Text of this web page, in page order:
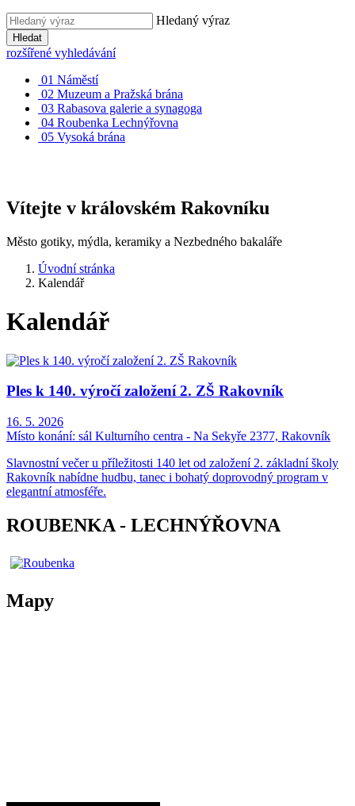
Hledaný výraz
Hledat
rozšířené vyhledávání
01 Náměstí
02 Muzeum a Pražská brána
03 Rabasova galerie a synagoga
04 Roubenka Lechnýřovna
05 Vysoká brána
Vítejte v královském Rakovníku
Město gotiky, mýdla, keramiky a Nezbedného bakaláře
Úvodní stránka
Kalendář
Kalendář
Ples k 140. výročí založení 2. ZŠ Rakovník
16. 5. 2026
Místo konání: sál Kulturního centra - Na Sekyře 2377, Rakovník
Slavnostní večer u příležitosti 140 let od založení 2. základní školy
Rakovník nabídne hudbu, tanec i bohatý doprovodný program v
elegantní atmosféře.
ROUBENKA - LECHNÝŘOVNA
Mapy